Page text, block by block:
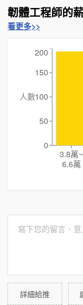
韌體工程師的
看更多>>
3.8萬~
6.6萬
0
50
100
150
200
人數
詳細給推